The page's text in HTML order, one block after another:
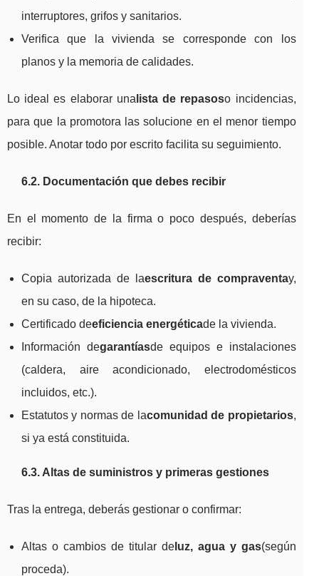
interruptores, grifos y sanitarios.
Verifica que la vivienda se corresponde con los
planos y la memoria de calidades.
Lo ideal es elaborar una lista de repasoso incidencias,
para que la promotora las solucione en el menor tiempo
posible. Anotar todo por escrito facilita su seguimiento.
6.2. Documentación que debes recibir
En el momento de la firma o poco después, deberías
recibir:
Copia autorizada de laescritura de compraventay,
en su caso, de la hipoteca.
Certificado deeficiencia energéticade la vivienda.
Información degarantíasde equipos e instalaciones
(caldera, aire acondicionado, electrodomésticos
incluidos, etc.).
Estatutos y normas de lacomunidad de propietarios,
si ya está constituida.
6.3. Altas de suministros y primeras gestiones
Tras la entrega, deberás gestionar o confirmar:
Altas o cambios de titular deluz, agua y gas(según
proceda).